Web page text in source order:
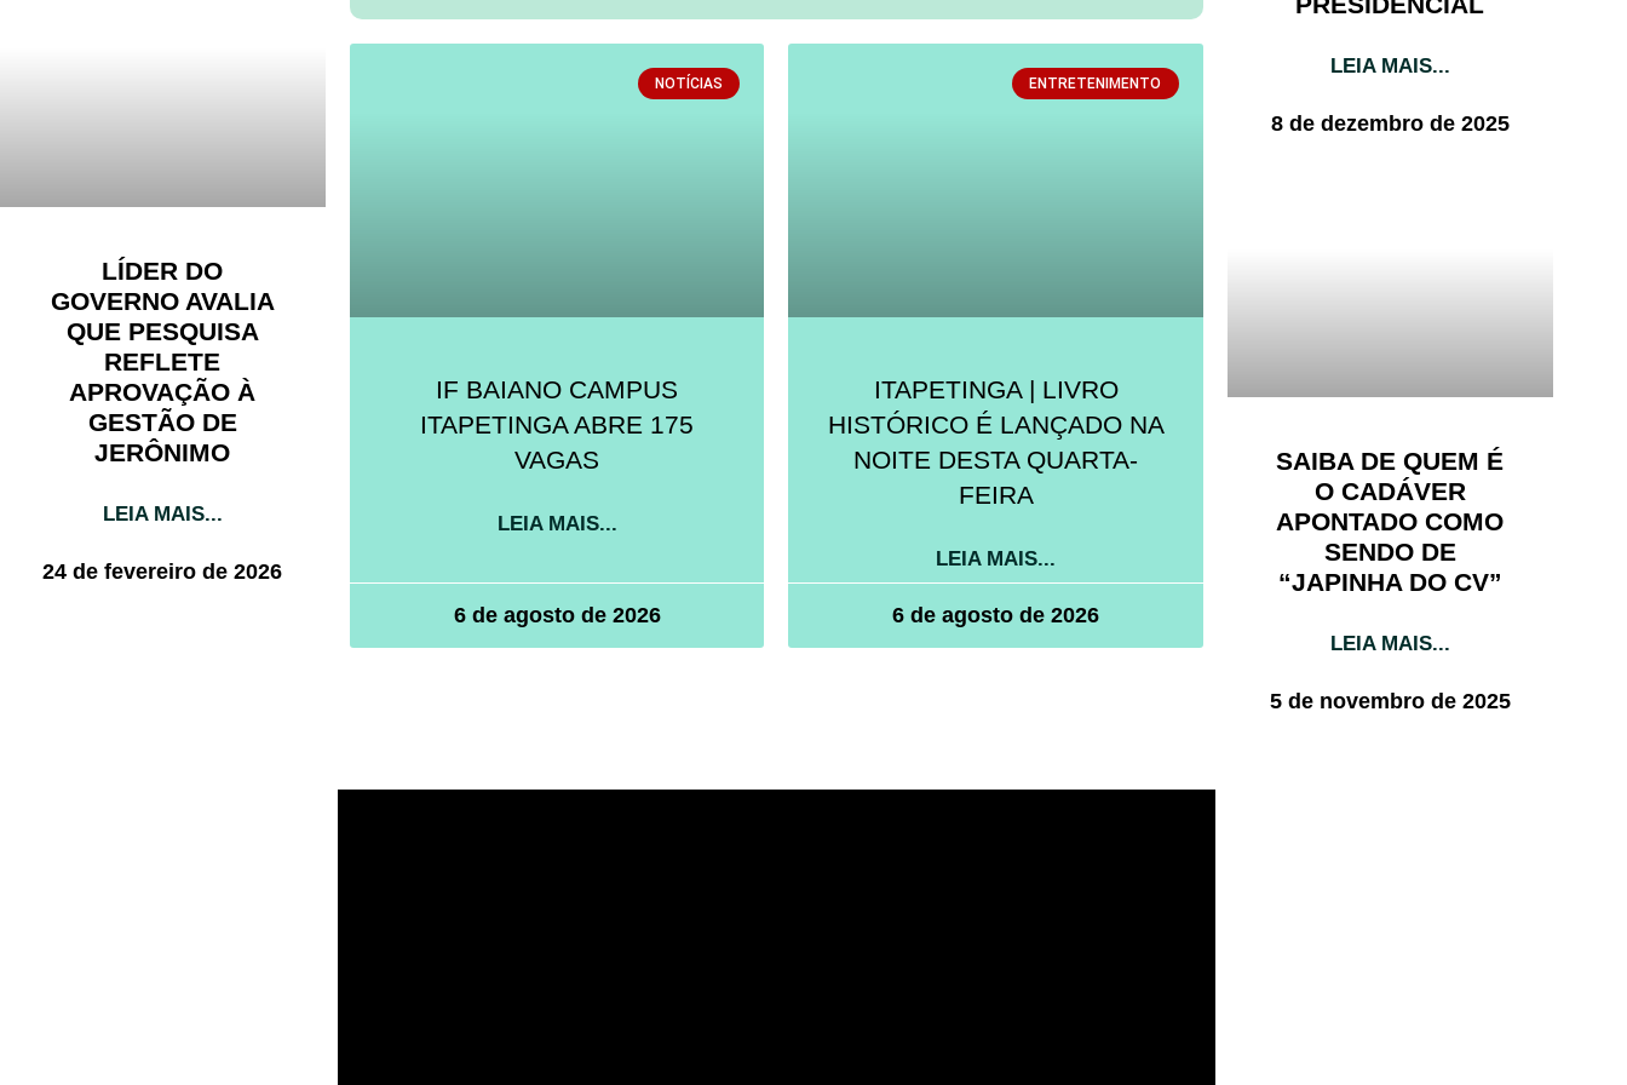
LÍDER DO
GOVERNO AVALIA
QUE PESQUISA
REFLETE
APROVAÇÃO À
GESTÃO DE
JERÔNIMO
LEIA MAIS...
24 de fevereiro de 2026
NOTÍCIAS
IF BAIANO CAMPUS
ITAPETINGA ABRE 175
VAGAS
LEIA MAIS...
6 de agosto de 2026
ENTRETENIMENTO
ITAPETINGA | LIVRO
HISTÓRICO É LANÇADO NA
NOITE DESTA QUARTA-
FEIRA
LEIA MAIS...
6 de agosto de 2026
LEIA MAIS...
8 de dezembro de 2025
SAIBA DE QUEM É
O CADÁVER
APONTADO COMO
SENDO DE
“JAPINHA DO CV”
LEIA MAIS...
5 de novembro de 2025